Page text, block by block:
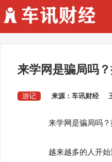
来学网是骗局吗
游记 来源：车讯财经
来学网是骗局吗？
越来越多的人开始重